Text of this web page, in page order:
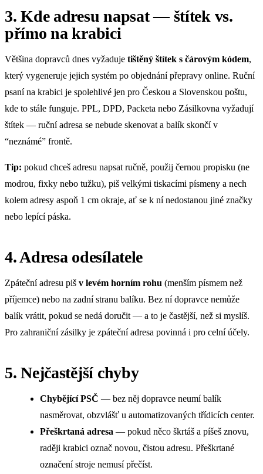
3. Kde adresu napsat — štítek vs.
přímo na krabici
Většina dopravců dnes vyžaduje tištěný štítek s čárovým kódem,
který vygeneruje jejich systém po objednání přepravy online. Ruční
psaní na krabici je spolehlivé jen pro Českou a Slovenskou poštu,
kde to stále funguje. PPL, DPD, Packeta nebo Zásilkovna vyžadují
štítek — ruční adresa se nebude skenovat a balík skončí v
“neznámé” frontě.
Tip: pokud chceš adresu napsat ručně, použij černou propisku (ne
modrou, fixky nebo tužku), piš velkými tiskacími písmeny a nech
kolem adresy aspoň 1 cm okraje, ať se k ní nedostanou jiné značky
nebo lepící páska.
4. Adresa odesílatele
Zpáteční adresu piš v levém horním rohu (menším písmem než
příjemce) nebo na zadní stranu balíku. Bez ní dopravce nemůže
balík vrátit, pokud se nedá doručit — a to je častější, než si myslíš.
Pro zahraniční zásilky je zpáteční adresa povinná i pro celní účely.
5. Nejčastější chyby
Chybějící PSČ — bez něj dopravce neumí balík
nasměrovat, obzvlášť u automatizovaných třídicích center.
Přeškrtaná adresa — pokud něco škrtáš a píšeš znovu,
raději krabici označ novou, čistou adresu. Přeškrtané
označení stroje nemusí přečíst.